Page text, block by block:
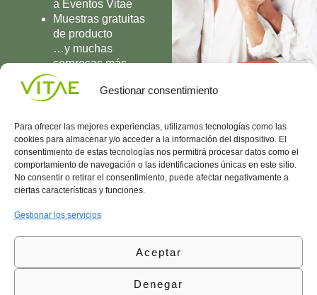
Gestionar consentimiento
Para ofrecer las mejores experiencias, utilizamos tecnologías como las
cookies para almacenar y/o acceder a la información del dispositivo. El
consentimiento de estas tecnologías nos permitirá procesar datos como el
comportamiento de navegación o las identificaciones únicas en este sitio.
No consentir o retirar el consentimiento, puede afectar negativamente a
ciertas características y funciones.
Gestionar los servicios
Aceptar
Denegar
a Eventos Vitae
Muestras gratuitas
de producto
…y muchas
sorpresas más
UNIRME
Conocenos
Vitae
l
Área
Política
de
Política
Calidad
(+34)
935